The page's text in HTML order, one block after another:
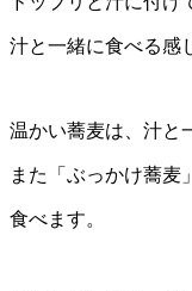
汁と一緒に食べる感
温かい蕎麦は、汁と
また「ぶっかけ蕎麦
食べます。